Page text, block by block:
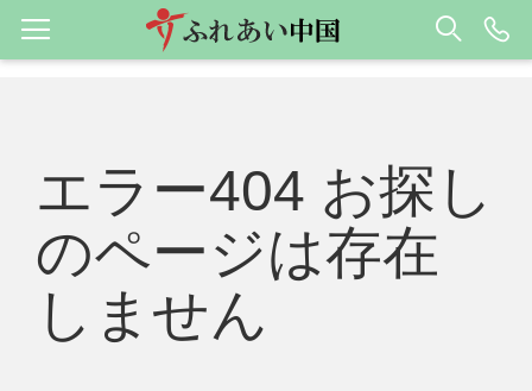
エラー404 お探し
のページは存在
しません